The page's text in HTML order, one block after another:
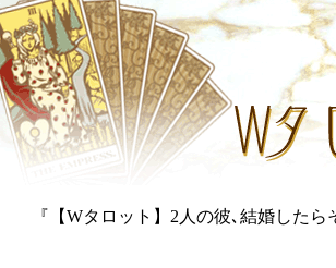
『【Wタロット】2人の彼､結婚した